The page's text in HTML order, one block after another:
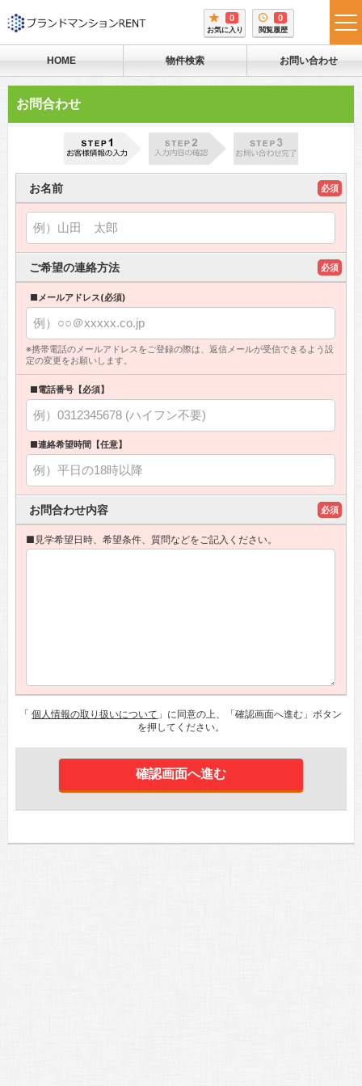
0
お気に入り
0
閲覧履歴
HOME 物件検索 お問い合わせ
お問合わせ
お名前 必須
ご希望の連絡方法 必須
■メールアドレス(必須)
※携帯電話のメールアドレスをご登録の際は、返信メールが受信できるよう設
定の変更をお願いします。
■電話番号【必須】
■連絡希望時間【任意】
お問合わせ内容 必須
■見学希望日時、希望条件、質問などをご記入ください。
「個人情報の取り扱いについて 」に同意の上、「確認画面へ進む」ボタン
を押してください。